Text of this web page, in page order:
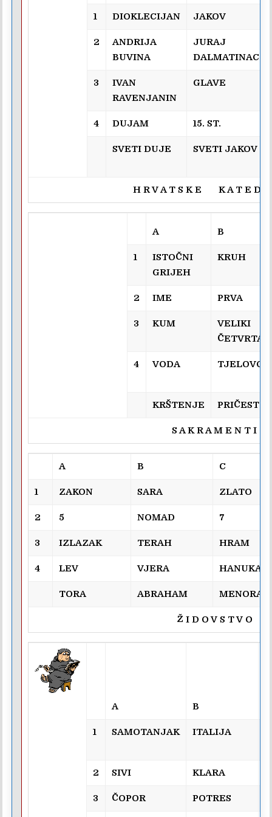
1 DIOKLECIJAN JAKOV
2
ANDRIJA
BUVINA
JURAJ
DALMATINAC
3
IVAN
RAVENJANIN
GLAVE
4 DUJAM 15. ST.
SVETI DUJE SVETI JAKOV
H R V A T S K E K A T E D R
A B
1
ISTOČNI
GRIJEH
KRUH
2 IME PRVA
3 KUM
VELIKI
ČETVRTAK
4 VODA TJELOVO
KRŠTENJE PRIČEST
S A K R A M E N T I
A B C
1 ZAKON SARA ZLATO
2 5 NOMAD 7
3 IZLAZAK TERAH HRAM
4 LEV VJERA HANUKA
TORA ABRAHAM MENORA
Ž I D O V S T V O
A B
1 SAMOTANJAK ITALIJA
2 SIVI KLARA
3 ČOPOR POTRES